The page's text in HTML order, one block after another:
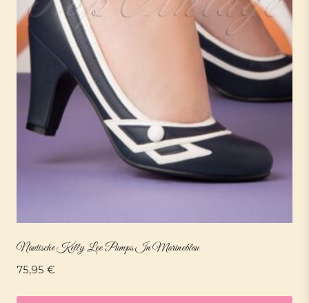
Nautische Kelly Lee Pumps In Marineblau
75,95 €